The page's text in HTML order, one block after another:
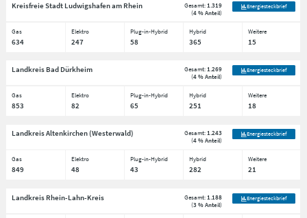
Kreisfreie Stadt Ludwigshafen am Rhein Gesamt: 1.319
(4 % Anteil)
Energiesteckbrief
Gas Elektro Plug-in-Hybrid Hybrid Weitere
634 247 58 365 15
Landkreis Bad Dürkheim Gesamt: 1.269
(4 % Anteil)
Energiesteckbrief
Gas Elektro Plug-in-Hybrid Hybrid Weitere
853 82 65 251 18
Landkreis Altenkirchen (Westerwald) Gesamt:1.243
(4 % Anteil)
Energiesteckbrief
Gas Elektro Plug-in-Hybrid Hybrid Weitere
849 48 43 282 21
Landkreis Rhein-Lahn-Kreis Gesamt: 1.188
(3 % Anteil)
Energiesteckbrief